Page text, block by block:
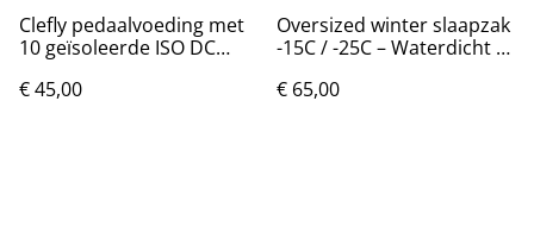
Clefly pedaalvoeding met
10 geïsoleerde ISO DC
€ 45,00
Oversized winter slaapzak
-15C / -25C – Waterdicht –
€ 65,00